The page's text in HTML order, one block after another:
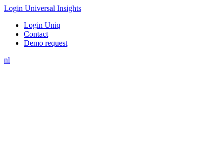
Login Universal Insights
Login Uniq
Contact
Demo request
nl